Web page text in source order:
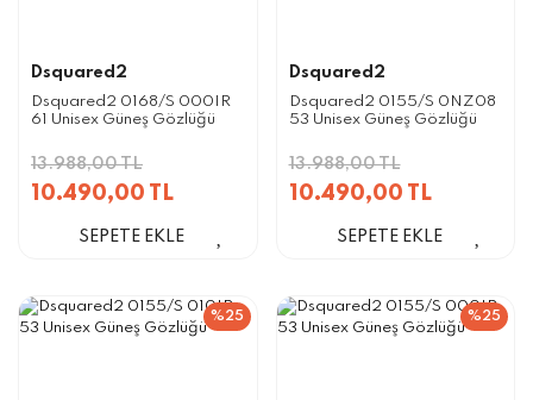
Dsquared2
Dsquared2 0168/S 000IR
61 Unisex Güneş Gözlüğü
13.988,00 TL
10.490,00 TL
SEPETE EKLE
Dsquared2
Dsquared2 0155/S 0NZ08
53 Unisex Güneş Gözlüğü
13.988,00 TL
10.490,00 TL
SEPETE EKLE
%25 %25